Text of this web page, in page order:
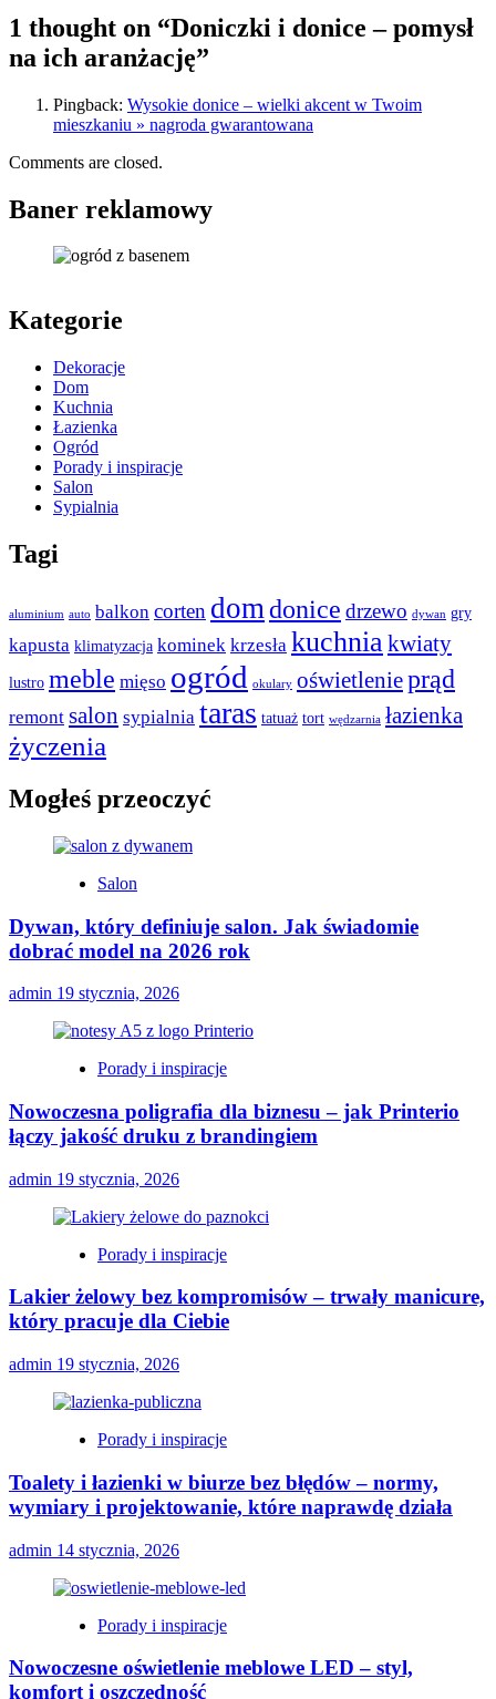
1 thought on “Doniczki i donice – pomysł
na ich aranżację”
Pingback: Wysokie donice – wielki akcent w Twoim
mieszkaniu » nagroda gwarantowana
Comments are closed.
Baner reklamowy
Kategorie
Dekoracje
Dom
Kuchnia
Łazienka
Ogród
Porady i inspiracje
Salon
Sypialnia
Tagi
aluminium auto balkon corten domdonice drzewo dywan gry
kapusta klimatyzacja kominek krzesła kuchniakwiaty
lustro meble mięso ogród okulary oświetlenieprąd
remont salon sypialnia taras tatuaż tort wędzarnia łazienka
życzenia
Mogłeś przeoczyć
Salon
Dywan, który definiuje salon. Jak świadomie
dobrać model na 2026 rok
admin 19 stycznia, 2026
Porady i inspiracje
Nowoczesna poligrafia dla biznesu – jak Printerio
łączy jakość druku z brandingiem
admin 19 stycznia, 2026
Porady i inspiracje
Lakier żelowy bez kompromisów – trwały manicure,
który pracuje dla Ciebie
admin 19 stycznia, 2026
Porady i inspiracje
Toalety i łazienki w biurze bez błędów – normy,
wymiary i projektowanie, które naprawdę działa
admin 14 stycznia, 2026
Porady i inspiracje
Nowoczesne oświetlenie meblowe LED – styl,
komfort i oszczędność